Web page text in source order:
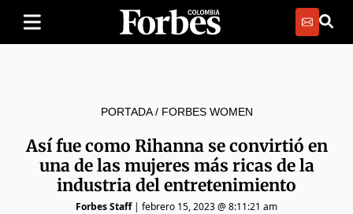
PORTADA/ FORBES WOMEN
Así fue como Rihanna se convirtió en
una de las mujeres más ricas de la
industria del entretenimiento
Forbes Staff| febrero 15, 2023 @ 8:11:21 am